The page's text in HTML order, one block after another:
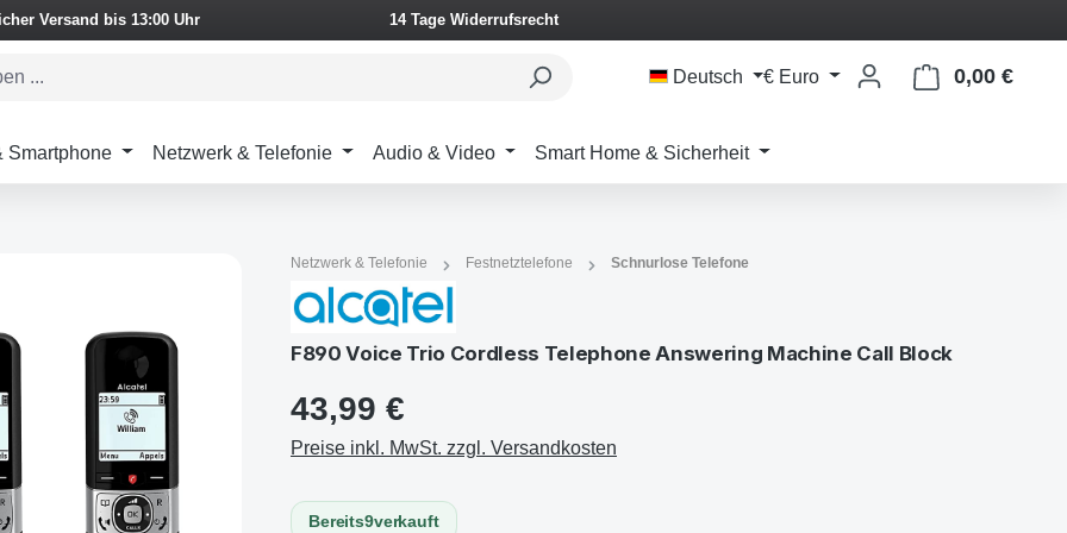
Versand bis 13:00 Uhr 14 Tage Widerrufsrecht
Deutsch € Euro 0,00 €
Smartphone Netzwerk & Telefonie Audio & Video Smart Home & Sicherheit
Netzwerk & Telefonie Festnetztelefone Schnurlose Telefone
F890 Voice Trio Cordless Telephone Answering Machine Call Block
43,99 €
Preise inkl. MwSt. zzgl. Versandkosten
Bereits9verkauft